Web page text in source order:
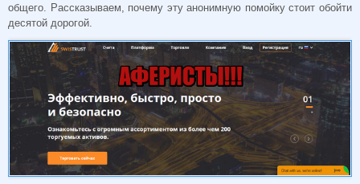
общего. Рассказываем, почему эту анонимную помойку стоит обойти
десятой дорогой.